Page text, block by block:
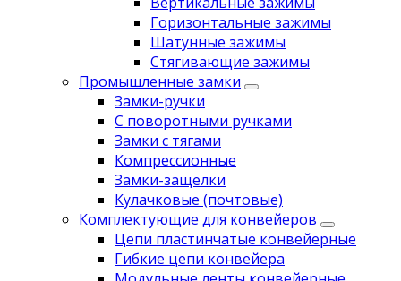
Горизонтальные зажимы
Шатунные зажимы
Стягивающие зажимы
Промышленные замки
Замки-ручки
С поворотными ручками
Замки с тягами
Компрессионные
Замки-защелки
Кулачковые (почтовые)
Комплектующие для конвейеров
Цепи пластинчатые конвейерные
Гибкие цепи конвейера